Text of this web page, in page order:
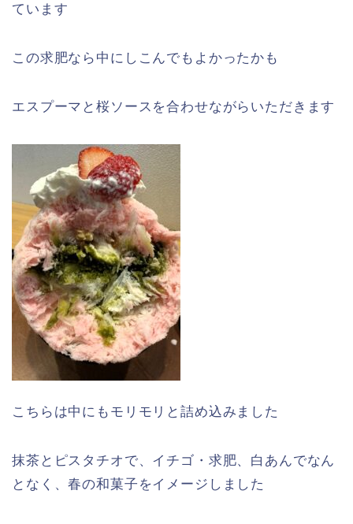
ています
この求肥なら中にしこんでもよかったかも
エスプーマと桜ソースを合わせながらいただきます
こちらは中にもモリモリと詰め込みました
抹茶とピスタチオで、イチゴ・求肥、白あんでなん
となく、春の和菓子をイメージしました